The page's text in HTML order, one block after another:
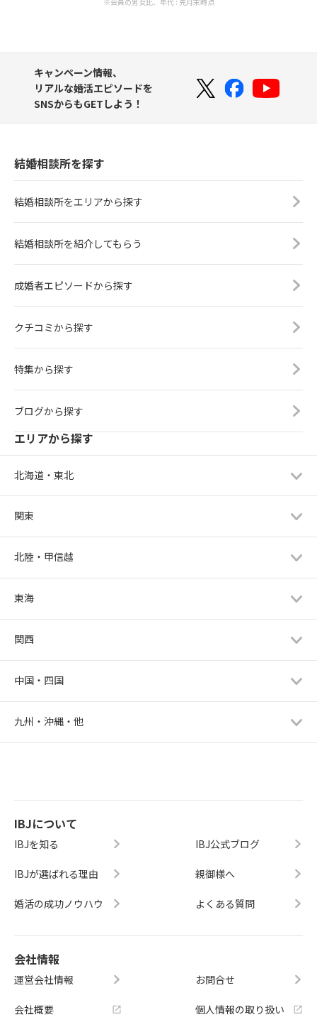
キャンペーン情報、
リアルな婚活エピソードを
SNSからもGETしよう！
結婚相談所を探す
結婚相談所をエリアから探す
結婚相談所を紹介してもらう
成婚者エピソードから探す
クチコミから探す
特集から探す
ブログから探す
エリアから探す
北海道・東北
関東
北陸・甲信越
東海
関西
中国・四国
九州・沖縄・他
IBJについて
IBJを知る
IBJが選ばれる理由
婚活の成功ノウハウ
IBJ公式ブログ
親御様へ
よくある質問
会社情報
運営会社情報
会社概要
お問合せ
個人情報の取り扱い